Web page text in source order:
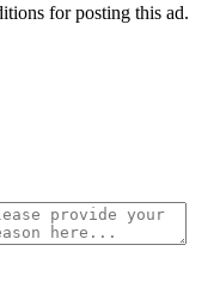
for posting this ad.